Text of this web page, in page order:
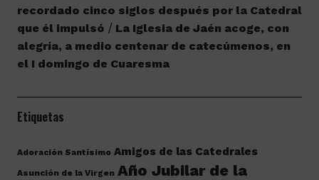
recordado cinco siglos después por la Catedral
que él impulsó
La Iglesia de Jaén acoge, con
alegría, a medio centenar de catecúmenos, en
el I domingo de Cuaresma
Etiquetas
Adoración Santísimo Amigos de las Catedrales
Asunción de la Virgen Año Jubilar de la